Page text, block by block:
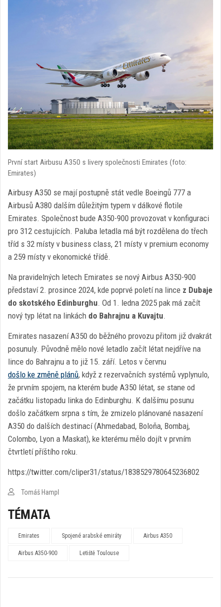
První start Airbusu A350 s livery společnosti Emirates (foto:
Emirates)
Airbusy A350 se mají postupně stát vedle Boeingů 777 a
Airbusů A380 dalším důležitým typem v dálkové flotile
Emirates. Společnost bude A350-900 provozovat v konfiguraci
pro 312 cestujících. Paluba letadla má být rozdělena do třech
tříd s 32 místy v business class, 21 místy v premium economy
a 259 místy v ekonomické třídě.
Na pravidelných letech Emirates se nový Airbus A350-900
představí 2. prosince 2024, kde poprvé poletí na lince z Dubaje
do skotského Edinburghu. Od 1. ledna 2025 pak má začít
nový typ létat na linkách do Bahrajnu a Kuvajtu.
Emirates nasazení A350 do běžného provozu přitom již dvakrát
posunuly. Původně mělo nové letadlo začít létat nejdříve na
lince do Bahrajnu a to již 15. září. Letos v červnu
došlo ke změně plánů, když z rezervačních systémů vyplynulo,
že prvním spojem, na kterém bude A350 létat, se stane od
začátku listopadu linka do Edinburghu. K dalšímu posunu
došlo začátkem srpna s tím, že zmizelo plánované nasazení
A350 do dalších destinací (Ahmedabad, Boloňa, Bombaj,
Colombo, Lyon a Maskat), ke kterému mělo dojít v prvním
čtvrtletí příštího roku.
https://twitter.com/cliper31/status/1838529780645236802
Tomáš Hampl
TÉMATA
Emirates Spojené arabské emiráty Airbus A350
Airbus A350-900 Letiště Toulouse